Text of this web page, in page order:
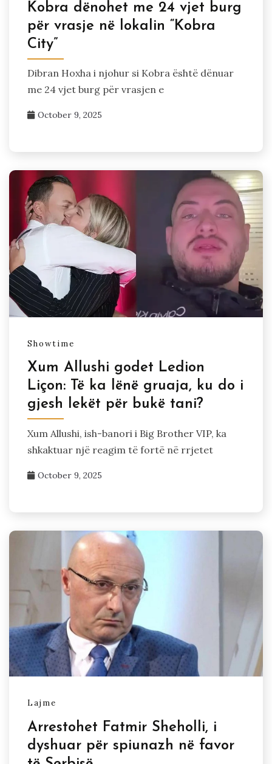
Kobra dënohet me 24 vjet burg
për vrasje në lokalin “Kobra
City”
Dibran Hoxha i njohur si Kobra është dënuar
me 24 vjet burg për vrasjen e
October 9, 2025
Showtime
Xum Allushi godet Ledion
Liçon: Të ka lënë gruaja, ku do i
gjesh lekët për bukë tani?
Xum Allushi, ish-banori i Big Brother VIP, ka
shkaktuar një reagim të fortë në rrjetet
October 9, 2025
Lajme
Arrestohet Fatmir Sheholli, i
dyshuar për spiunazh në favor